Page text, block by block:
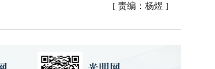
[ 责编：杨煜 ]